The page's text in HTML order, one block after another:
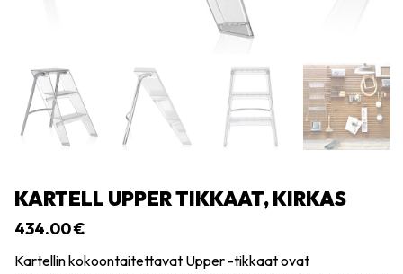
KARTELL UPPER TIKKAAT, KIRKAS
434.00€
Kartellin kokoontaitettavat Upper -tikkaat ovat